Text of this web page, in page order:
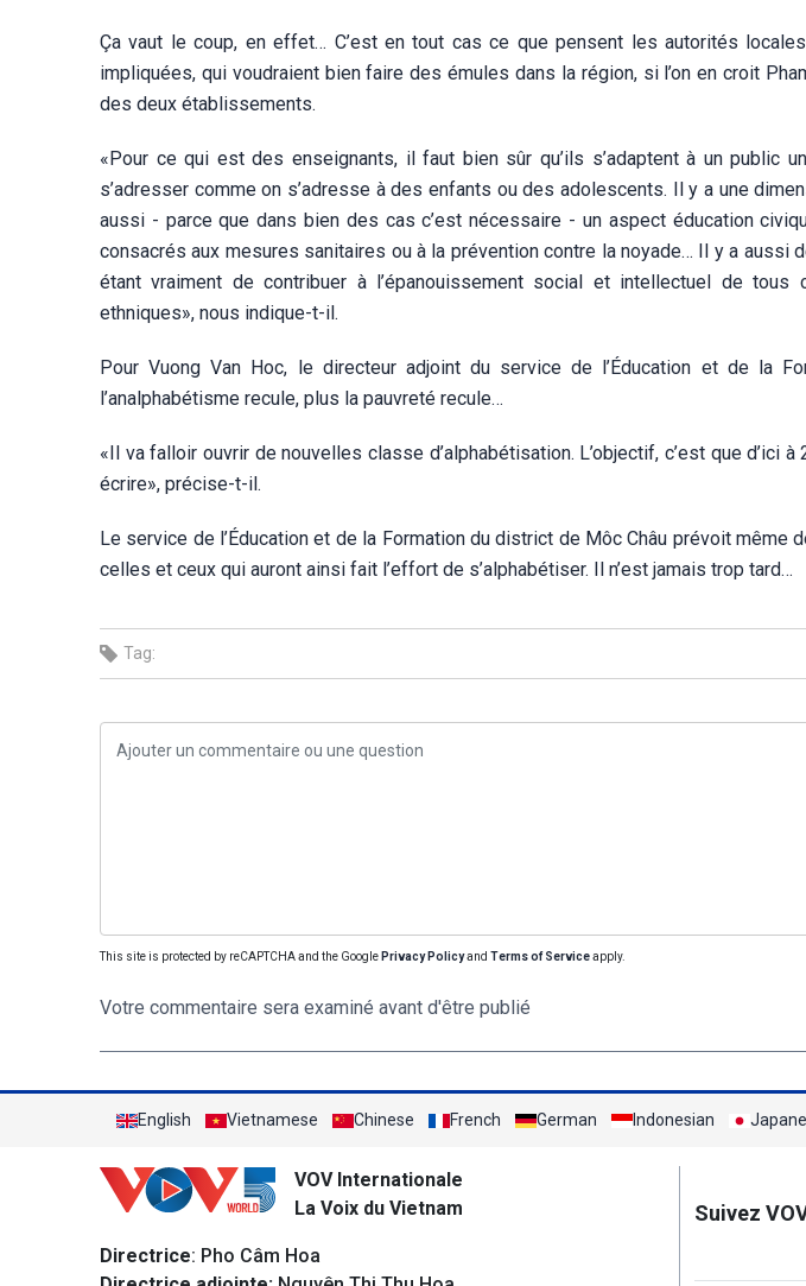
Ça vaut le coup, en effet… C’est en tout cas ce que pensent les autorités
impliquées, qui voudraient bien faire des émules dans la région, si l’on en croit
des deux établissements.
«Pour ce qui est des enseignants, il faut bien sûr qu’ils s’adaptent à un public
s’adresser comme on s’adresse à des enfants ou des adolescents. Il y a une
aussi - parce que dans bien des cas c’est nécessaire - un aspect éducation
consacrés aux mesures sanitaires ou à la prévention contre la noyade… Il y a aussi
étant vraiment de contribuer à l’épanouissement social et intellectuel de
ethniques», nous indique-t-il.
Pour Vuong Van Hoc, le directeur adjoint du service de l’Éducation et de la
l’analphabétisme recule, plus la pauvreté recule…
«Il va falloir ouvrir de nouvelles classe d’alphabétisation. L’objectif, c’est que d’ici
écrire», précise-t-il.
Le service de l’Éducation et de la Formation du district de Môc Châu prévoit même
celles et ceux qui auront ainsi fait l’effort de s’alphabétiser. Il n’est jamais trop tard…
Tag:
This site is protected by reCAPTCHA and the Google Privacy Policyand Terms of Serviceapply.
Votre commentaire sera examiné avant d'être publié
English Vietnamese Chinese French German Indonesian
VOV Internationale
La Voix du Vietnam
Directrice: Pho Câm Hoa
Suivez